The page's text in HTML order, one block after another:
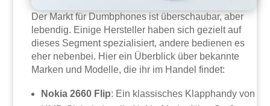
Der Markt für Dumbphones ist überschaubar, aber
lebendig. Einige Hersteller haben sich gezielt auf
dieses Segment spezialisiert, andere bedienen es
eher nebenbei. Hier ein Überblick über bekannte
Marken und Modelle, die ihr im Handel findet:
Nokia 2660 Flip: Ein klassisches Klapphandy von